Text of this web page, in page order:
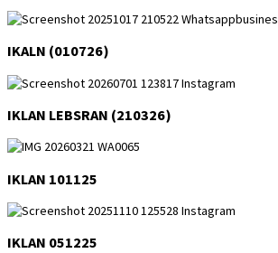
IKALN (010726)
IKLAN LEBSRAN (210326)
IKLAN 101125
IKLAN 051225